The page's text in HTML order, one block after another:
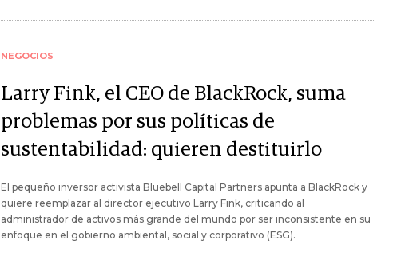
NEGOCIOS
Larry Fink, el CEO de BlackRock, suma
problemas por sus políticas de
sustentabilidad: quieren destituirlo
El pequeño inversor activista Bluebell Capital Partners apunta a BlackRock y
quiere reemplazar al director ejecutivo Larry Fink, criticando al
administrador de activos más grande del mundo por ser inconsistente en su
enfoque en el gobierno ambiental, social y corporativo (ESG).